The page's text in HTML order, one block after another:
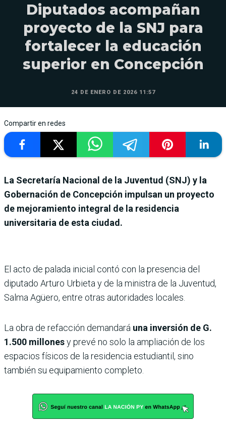
Diputados acompañan
proyecto de la SNJ para
fortalecer la educación
superior en Concepción
24 DE ENERO DE 2026 11:57
Compartir en redes
La Secretaría Nacional de la Juventud (SNJ) y la
Gobernación de Concepción impulsan un proyecto
de mejoramiento integral de la residencia
universitaria de esta ciudad.
El acto de palada inicial contó con la presencia del
diputado Arturo Urbieta y de la ministra de la Juventud,
Salma Agüero, entre otras autoridades locales.
La obra de refacción demandará una inversión de G.
1.500 millonesy prevé no solo la ampliación de los
espacios físicos de la residencia estudiantil, sino
también su equipamiento completo.